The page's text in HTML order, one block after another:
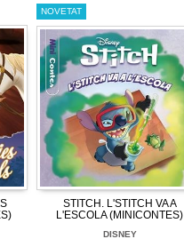
NOVETAT
STITCH. L'STITCH VA A
L'ESCOLA (MINICONTES)
DISNEY